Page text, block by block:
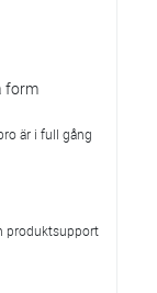
form
är i full gång
produktsupport